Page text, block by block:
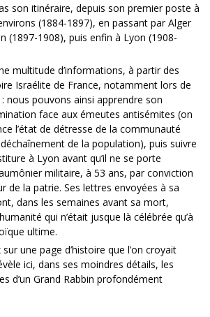
son itinéraire, depuis son premier poste à
(1884-1897), en passant par Alger
(1897-1908), puis enfin à Lyon (1908-
multitude d’informations, à partir des
Israélite de France, notamment lors de
nous pouvons ainsi apprendre son
face aux émeutes antisémites (on
l’état de détresse de la communauté
de la population), puis suivre
à Lyon avant qu’il ne se porte
militaire, à 53 ans, par conviction
de la patrie. Ses lettres envoyées à sa
dans les semaines avant sa mort,
qui n’était jusque là célébrée qu’à
ultime.
une page d’histoire que l’on croyait
ici, dans ses moindres détails, les
d’un Grand Rabbin profondément